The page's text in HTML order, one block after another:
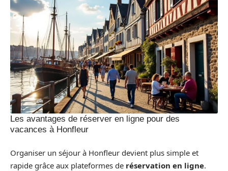
Les avantages de réserver en ligne pour des
vacances à Honfleur
Organiser un séjour à Honfleur devient plus simple et
rapide grâce aux plateformes de réservation en ligne.